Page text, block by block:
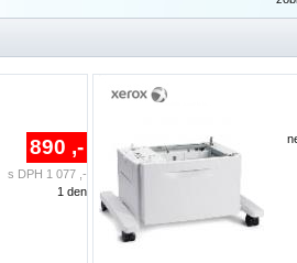
890 ,-
s DPH 1 077 ,-
1 den